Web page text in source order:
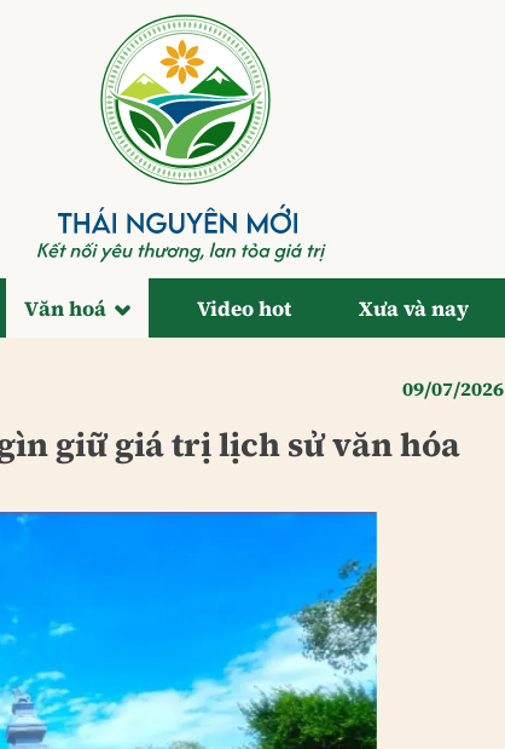
Văn hoá Video hot Xưa và nay
09/07/2026
giữ giá trị lịch sử văn hóa